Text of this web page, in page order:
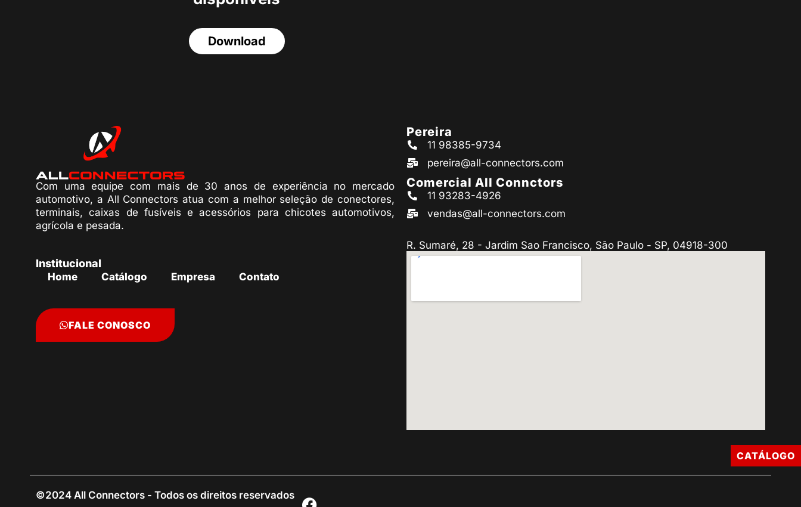
Download
Com uma equipe com mais de 30 anos de experiência no mercado
automotivo, a All Connectors atua com a melhor seleção de conectores,
terminais, caixas de fusíveis e acessórios para chicotes automotivos,
agrícola e pesada.
Institucional
Home Catálogo Empresa Contato
FALE CONOSCO
Pereira
11 98385-9734
pereira@all-connectors.com
Comercial All Connctors
11 93283-4926
vendas@all-connectors.com
R. Sumaré, 28 - Jardim Sao Francisco, São Paulo - SP, 04918-300
©2024 All Connectors - Todos os direitos reservados
CATÁLOGO